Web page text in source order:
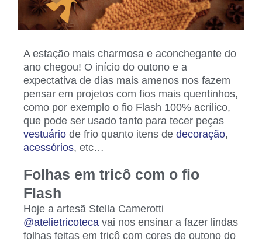
A estação mais charmosa e aconchegante do
ano chegou! O início do outono e a
expectativa de dias mais amenos nos fazem
pensar em projetos com fios mais quentinhos,
como por exemplo o fio Flash 100% acrílico,
que pode ser usado tanto para tecer peças
vestuário de frio quanto itens de decoração,
acessórios, etc…
Folhas em tricô com o fio
Flash
Hoje a artesã Stella Camerotti
@atelietricoteca vai nos ensinar a fazer lindas
folhas feitas em tricô com cores de outono do